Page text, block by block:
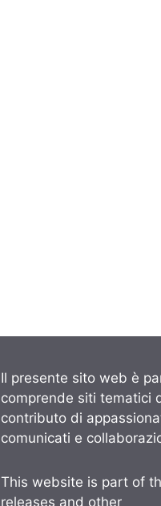
Il presente sito web è
comprende siti tematici
contributo di
comunicati e
This website is part of
releases and other